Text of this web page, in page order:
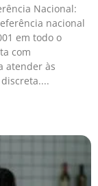
Nacional:
nacional
em todo o
com
atender às